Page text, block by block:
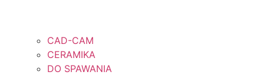
CAD-CAM
CERAMIKA
DO SPAWANIA